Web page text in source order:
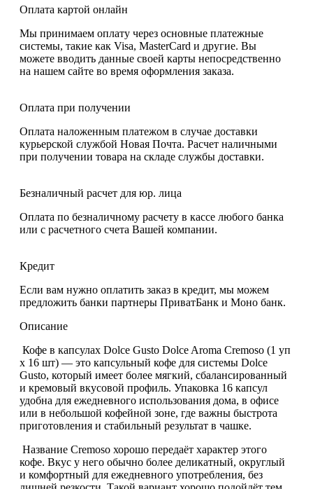
Оплата картой онлайн
Мы принимаем оплату через основные платежные
системы, такие как Visa, MasterCard и другие. Вы
можете вводить данные своей карты непосредственно
на нашем сайте во время оформления заказа.
Оплата при получении
Оплата наложенным платежом в случае доставки
курьерской службой Новая Почта. Расчет наличными
при получении товара на складе службы доставки.
Безналичный расчет для юр. лица
Оплата по безналичному расчету в кассе любого банка
или с расчетного счета Вашей компании.
Кредит
Если вам нужно оплатить заказ в кредит, мы можем
предложить банки партнеры ПриватБанк и Моно банк.
Описание
Кофе в капсулах Dolce Gusto Dolce Aroma Cremoso (1 уп
х 16 шт) — это капсульный кофе для системы Dolce
Gusto, который имеет более мягкий, сбалансированный
и кремовый вкусовой профиль. Упаковка 16 капсул
удобна для ежедневного использования дома, в офисе
или в небольшой кофейной зоне, где важны быстрота
приготовления и стабильный результат в чашке.
Название Cremoso хорошо передаёт характер этого
кофе. Вкус у него обычно более деликатный, округлый
и комфортный для ежедневного употребления, без